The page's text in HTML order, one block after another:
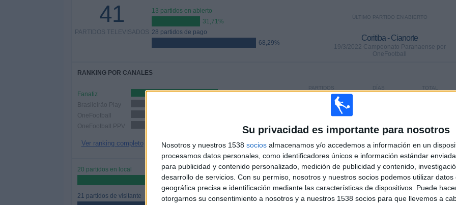
Su privacidad es importante para nosotros
Nosotros y nuestros 1538 socios almacenamos y/o accedemos a información en un
procesamos datos personales, como identificadores únicos e información estándar
para publicidad y contenido personalizado, medición de publicidad y contenido,
desarrollo de servicios. Con su permiso, nosotros y nuestros socios podemos utilizar datos
geográfica precisa e identificación mediante las características de dispositivos. Puede
otorgarnos su consentimiento a nosotros y a nuestros 1538 socios para que llevemos a
41
PARTIDOS TELEVISADOS
13 partidos en abierto
31,71%
28 partidos de pago
68,29%
ÚLTIMO PARTIDO EN ABIERTO
Coritiba - Cianorte
19/3/2022 Campeonato Paranaense por
OneFootball
RANKING POR CANALES
Fanatiz
Brasileirão Play
OneFootball
OneFootball PPV
Ver ranking completo
TOTAL
DÍAS
PARTIDOS
CONSECUTIVOS
DE PAGO
20 partidos en local
48,78%
21 partidos de visitante
TOTAL
13
MÁXIMO
6
TOTAL
1